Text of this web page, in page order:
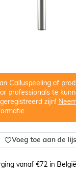
Calluspeeling of
professionals te
zijn!
Voeg toe aan de
vanaf €72 in België